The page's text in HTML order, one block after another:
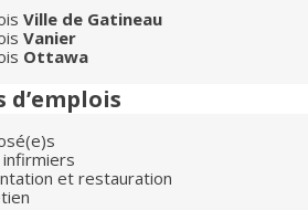
Ville de Gatineau
Vanier
Ottawa
d’emplois
infirmiers
et restauration